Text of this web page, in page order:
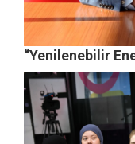
“Yenilenebilir